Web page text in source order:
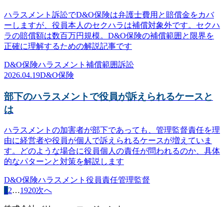
ハラスメント訴訟でD&O保険は弁護士費用と賠償金をカバ
ーしますが、役員本人のセクハラは補償対象外です。セクハ
ラの賠償額は数百万円規模。D&O保険の補償範囲と限界を
正確に理解するための解説記事です
D&O保険ハラスメント 補償範囲訴訟
2026.04.19D&O保険
部下のハラスメントで役員が訴えられるケースと
は
ハラスメントの加害者が部下であっても、管理監督責任を理
由に経営者や役員が個人で訴えられるケースが増えていま
す。どのような場合に役員個人の責任が問われるのか、具体
的なパターンと対策を解説します
D&O保険ハラスメント 役員責任管理監督
1 2…1920次へ